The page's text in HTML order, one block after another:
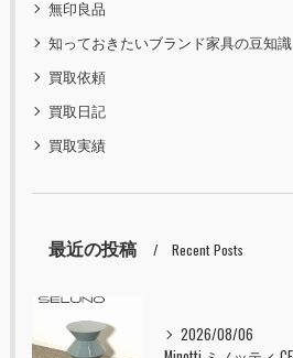
無印良品
知っておきたいブランド家具の豆知識
買取依頼
買取日記
買取実績
最近の投稿 Recent Posts
2026/08/06